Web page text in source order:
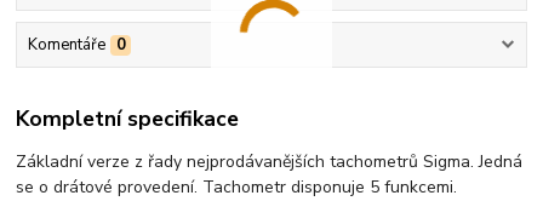
Komentáře 0
Kompletní specifikace
Základní verze z řady nejprodávanějších tachometrů Sigma. Jedná
se o drátové provedení. Tachometr disponuje 5 funkcemi.